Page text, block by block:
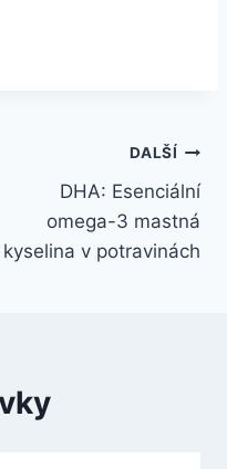
DALŠÍ
DHA: Esenciální
omega-3 mastná
kyselina v potravinách